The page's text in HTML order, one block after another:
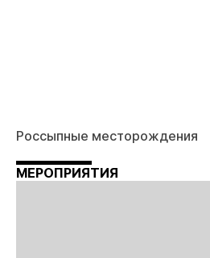
Россыпные месторождения
МЕРОПРИЯТИЯ